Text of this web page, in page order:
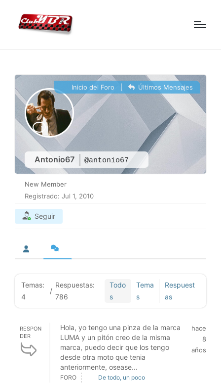
Antonio67 @antonio67
Inicio del Foro Últimos Mensajes
New Member
Registrado: Jul 1, 2010
Seguir
Temas:
4
/
Respuestas:
786
Todo
s
Tema
s
Respuest
as
RESPON
DER
Hola, yo tengo una pinza de la marca
LUMA y un pitón creo de la misma
marca, puedo decir que los tengo
desde otra moto que tenia
anteriormente, osease...
hace
8
años
FORO De todo, un poco